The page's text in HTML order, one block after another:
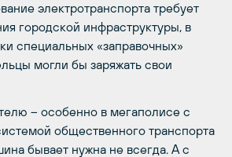
электротранспорта требует
городской инфраструктуры, в
специальных «заправочных»
могли бы заряжать свои
– особенно в мегаполисе с
общественного транспорта
бывает нужна не всегда. А с